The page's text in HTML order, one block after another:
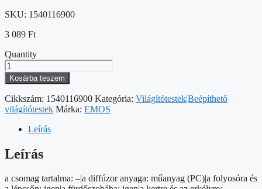
SKU: 1540116900
3 089 Ft
Quantity
LED
reflektor
LORI
fehér,
kerek,
4,5W
CCT
Kosárba teszem
Cikkszám: 1540116900 Kategória: Világítótestek|Beépíthető
világítótestek Márka: EMOS
Leírás
Leírás
a csomag tartalma: –|a diffúzor anyaga: műanyag (PC)|a folyosóra és